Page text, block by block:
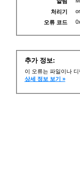
처리기
오류 코드
추가 정보:
이 오류는 파일이나
상세 정보 보기 »